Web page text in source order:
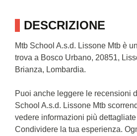
DESCRIZIONE
Mtb School A.s.d. Lissone Mtb è
trova a Bosco Urbano, 20851,
Brianza, Lombardia.
Puoi anche leggere le recensioni
School A.s.d. Lissone Mtb
vedere informazioni più
Condividere la tua esperienza.